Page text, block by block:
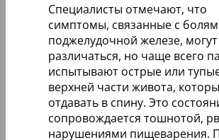
Специалисты отмечают, что
симптомы, связанные с
поджелудочной железе, могут
различаться, но чаще всего
испытывают острые или
верхней части живота,
отдавать в спину. Это
сопровождается тошнотой,
нарушениями пищеварения.